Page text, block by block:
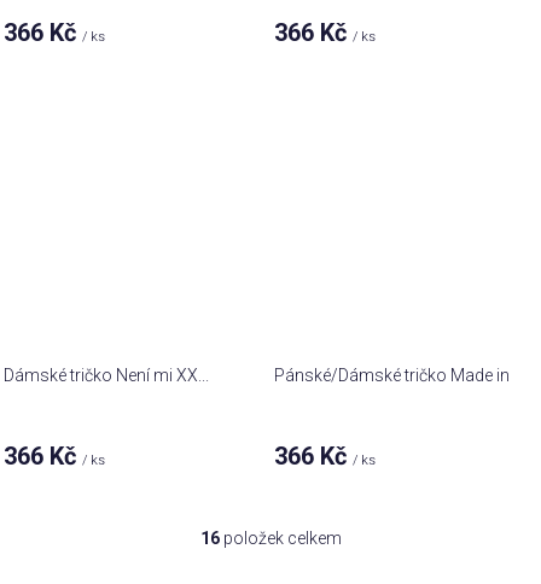
366 Kč/ ks 366 Kč/ ks
Dámské tričko Není mi XX...
366 Kč / ks
Pánské/Dámské tričko Made in
366 Kč / ks
O
16položek celkem